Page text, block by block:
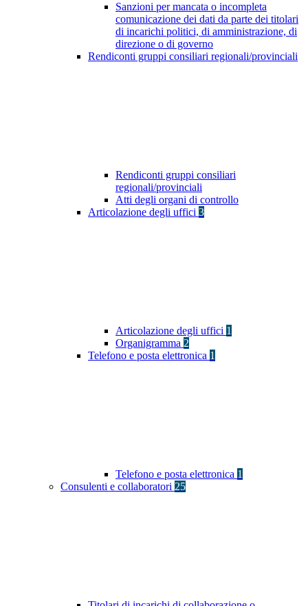
Sanzioni per mancata o incompleta
comunicazione dei dati da parte dei titolari
di incarichi politici, di amministrazione, di
direzione o di governo
Rendiconti gruppi consiliari regionali/provinciali
Rendiconti gruppi consiliari
regionali/provinciali
Atti degli organi di controllo
Articolazione degli uffici 3
Articolazione degli uffici 1
Organigramma 2
Telefono e posta elettronica 1
Telefono e posta elettronica 1
Consulenti e collaboratori 25